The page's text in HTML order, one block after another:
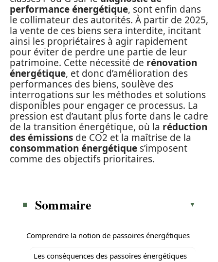
performance énergétique, sont enfin dans
le collimateur des autorités. À partir de 2025,
la vente de ces biens sera interdite, incitant
ainsi les propriétaires à agir rapidement
pour éviter de perdre une partie de leur
patrimoine. Cette nécessité de rénovation
énergétique, et donc d’amélioration des
performances des biens, soulève des
interrogations sur les méthodes et solutions
disponibles pour engager ce processus. La
pression est d’autant plus forte dans le cadre
de la transition énergétique, où la réduction
des émissions de CO2 et la maîtrise de la
consommation énergétique s’imposent
comme des objectifs prioritaires.
Sommaire
Comprendre la notion de passoires énergétiques
Les conséquences des passoires énergétiques